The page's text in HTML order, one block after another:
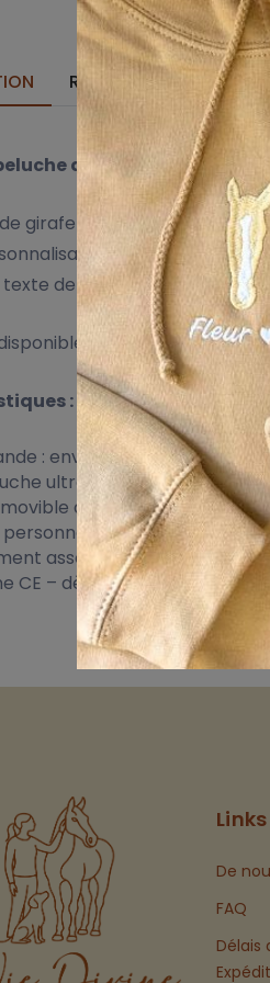
REMISES SUR QUANTITÉ
avec T-shirt
girafe en peluche est un
dans la couleur
de votre choix.
sont assortis aux
:
: env. 30 cm assise
ultra doux avec motif
avec fermeture velcro
personnalisée (prénom, petit
assorti aux articles bébé
CE – dès la naissance
Links
De
FAQ
Délais